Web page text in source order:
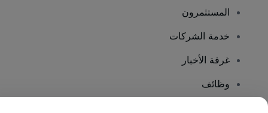
المستثمرون
خدمة الشركات
غرفة الأخبار
وظائف